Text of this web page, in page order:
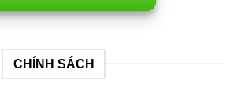
CHÍNH SÁCH